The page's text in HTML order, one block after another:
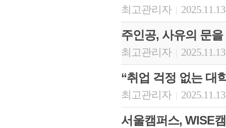
최고관리자
주인공, 사유의 문을
최고관리자
“취업 걱정 없는 대
최고관리자
서울캠퍼스, WISE